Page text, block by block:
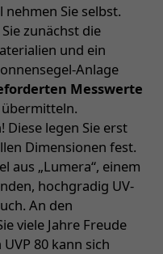
Sie selbst.
zunächst die
und ein
Anlage
Messwerte
legen Sie erst
Dimensionen fest.
aus „Lumera“, einem
hochgradig UV-
An den
viele Jahre Freude
80 kann sich